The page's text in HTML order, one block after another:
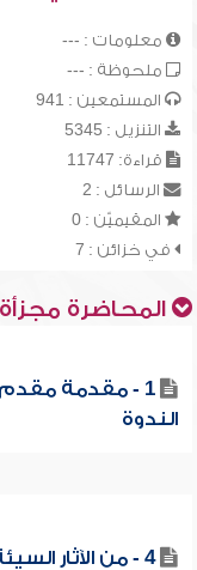
معلومات : ---
ملحوظة : ---
المستمعين : 941
التنزيل : 5345
قراءة: 11747
الرسائل : 2
المقيميّن : 0
في خزائن : 7
المحاضرة مجزأة
1 - مقدمة مقدم
الندوة
4 - من الآثار